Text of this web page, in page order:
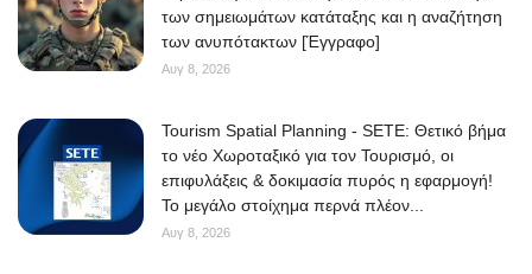
των σημειωμάτων κατάταξης και η αναζήτηση
των ανυπότακτων [Έγγραφο]
Αυγ 8, 2026
Tourism Spatial Planning - SETE: Θετικό βήμα
το νέο Χωροταξικό για τον Τουρισμό, οι
επιφυλάξεις & δοκιμασία πυρός η εφαρμογή!
Το μεγάλο στοίχημα περνά πλέον...
Αυγ 8, 2026